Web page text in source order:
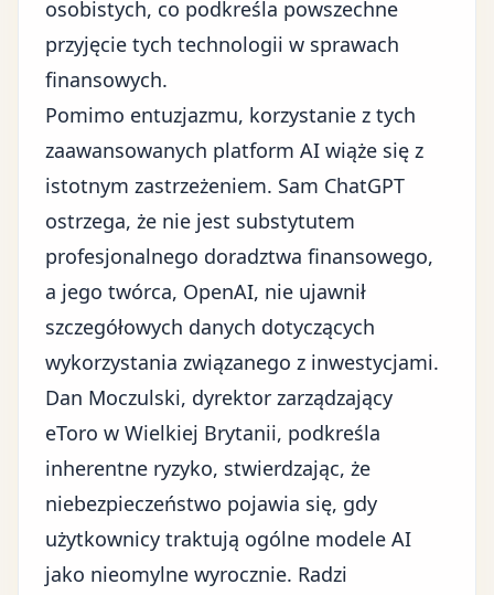
osobistych, co podkreśla powszechne
przyjęcie tych technologii w sprawach
finansowych.
Pomimo entuzjazmu, korzystanie z tych
zaawansowanych platform AI wiąże się z
istotnym zastrzeżeniem. Sam ChatGPT
ostrzega, że nie jest substytutem
profesjonalnego doradztwa finansowego,
a jego twórca, OpenAI, nie ujawnił
szczegółowych danych dotyczących
wykorzystania związanego z inwestycjami.
Dan Moczulski, dyrektor zarządzający
eToro w Wielkiej Brytanii, podkreśla
inherentne ryzyko, stwierdzając, że
niebezpieczeństwo pojawia się, gdy
użytkownicy traktują ogólne modele AI
jako nieomylne wyrocznie. Radzi